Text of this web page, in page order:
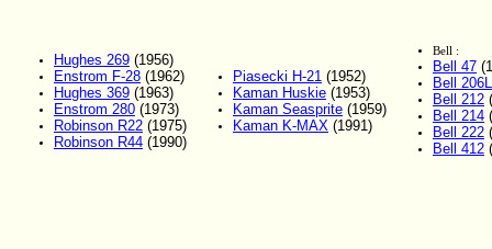
Hughes 269 (1956)
Enstrom F-28 (1962)
Hughes 369 (1963)
Enstrom 280 (1973)
Robinson R22 (1975)
Robinson R44 (1990)
Piasecki H-21 (1952)
Kaman Huskie (1953)
Kaman Seasprite (1959)
Kaman K-MAX (1991)
Bell :
Bell 47
Bell 206L
Bell 212
Bell 214
Bell 222
Bell 412